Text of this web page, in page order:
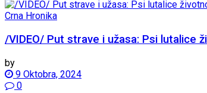
Crna Hronika
/VIDEO/ Put strave i užasa: Psi lutalice
by
9 Oktobra, 2024
0